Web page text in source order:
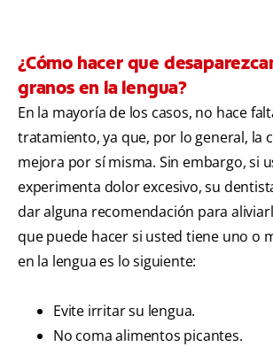
¿Cómo hacer que
granos en la lengua?
En la mayoría de los casos, no hace
tratamiento, ya que, por lo general, la
mejora por sí misma. Sin embargo, si
experimenta dolor excesivo, su
dar alguna recomendación para
que puede hacer si usted tiene uno o
en la lengua es lo siguiente:
Evite irritar su lengua.
No coma alimentos picantes.